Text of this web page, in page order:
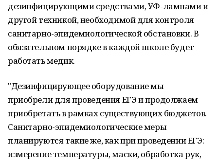
дезинфицирующими средствами, УФ-лампами и
другой техникой, необходимой для контроля
санитарно-эпидемиологической обстановки. В
обязательном порядке в каждой школе будет
работать медик.
"Дезинфицирующее оборудование мы
приобрели для проведения ЕГЭ и продолжаем
приобретать в рамках существующих бюджетов.
Санитарно-эпидемиологические меры
планируются такие же, как при проведении ЕГЭ:
измерение температуры, маски, обработка рук,